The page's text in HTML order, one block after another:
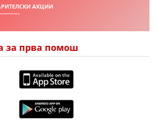
ДЕЈСТВУВАЊЕ
АКЦИИ
за прва помош